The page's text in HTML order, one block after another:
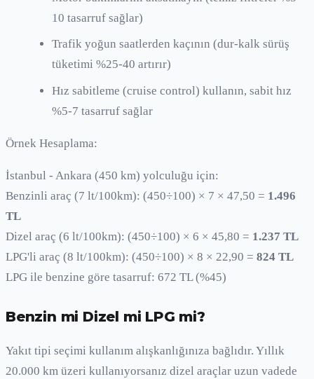
10 tasarruf sağlar)
Trafik yoğun saatlerden kaçının (dur-kalk sürüş
tüketimi %25-40 artırır)
Hız sabitleme (cruise control) kullanın, sabit hız
%5-7 tasarruf sağlar
Örnek Hesaplama:
İstanbul - Ankara (450 km) yolculuğu için:
Benzinli araç (7 lt/100km): (450÷100) × 7 × 47,50 = 1.496
TL
Dizel araç (6 lt/100km): (450÷100) × 6 × 45,80 = 1.237 TL
LPG'li araç (8 lt/100km): (450÷100) × 8 × 22,90 = 824 TL
LPG ile benzine göre tasarruf: 672 TL (%45)
Benzin mi Dizel mi LPG mi?
Yakıt tipi seçimi kullanım alışkanlığınıza bağlıdır. Yıllık
20.000 km üzeri kullanıyorsanız dizel araçlar uzun vadede